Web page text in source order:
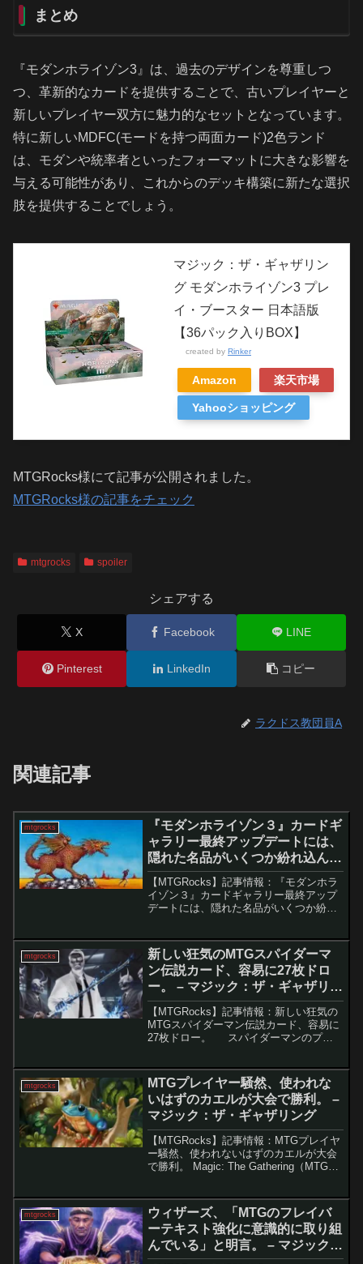
まとめ
『モダンホライゾン3』は、過去のデザインを尊重しつ
つ、革新的なカードを提供することで、古いプレイヤーと
新しいプレイヤー双方に魅力的なセットとなっています。
特に新しいMDFC(モードを持つ両面カード)2色ランド
は、モダンや統率者といったフォーマットに大きな影響を
与える可能性があり、これからのデッキ構築に新たな選択
肢を提供することでしょう。
マジック：ザ・ギャザリン
グ モダンホライゾン3 プレ
イ・ブースター 日本語版
【36パック入りBOX】
created by Rinker
Amazon 楽天市場
Yahooショッピング
MTGRocks様にて記事が公開されました。
MTGRocks様の記事をチェック
mtgrocks spoiler
シェアする
X Facebook LINE
Pinterest LinkedIn コピー
ラクドス教団員A
関連記事
mtgrocks
『モダンホライゾン３』カードギ
ャラリー最終アップデートには、
隠れた名品がいくつか紛れ込んで
います！ – マジック：ザ・ギャザ
リング
【MTGRocks】記事情報：『モダンホラ
イゾン３』カードギャラリー最終アップ
デートには、隠れた名品がいくつか紛れ
た。このシーズンでは、多数のリークや
強...
mtgrocks
新しい狂気のMTGスパイダーマ
ン伝説カード、容易に27枚ドロ
ー。 – マジック：ザ・ギャザリン
グ
【MTGRocks】記事情報：新しい狂気の
MTGスパイダーマン伝説カード、容易に
27枚ドロー。 スパイダーマンのプレ
特に「ミスター・ネガティブ」は驚異的
なカード...
mtgrocks
MTGプレイヤー騒然、使われな
いはずのカエルが大会で勝利。 –
マジック：ザ・ギャザリング
【MTGRocks】記事情報：MTGプレイヤ
ー騒然、使われないはずのカエルが大会
で勝利。 Magic: The Gathering（MTG）
したが、競技シーンではほとん...
mtgrocks
ウィザーズ、「MTGのフレイバ
ーテキスト強化に意識的に取り組
んでいる」と明言。 – マジック：
ザ・ギャザリング